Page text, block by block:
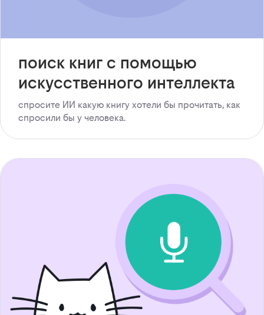
поиск книг с помощью
искусственного интеллекта
спросите ИИ какую книгу хотели бы прочитать, как
спросили бы у человека.